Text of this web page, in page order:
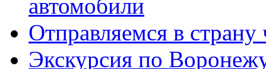
автомобили
Отправляемся в страну
Экскурсия по